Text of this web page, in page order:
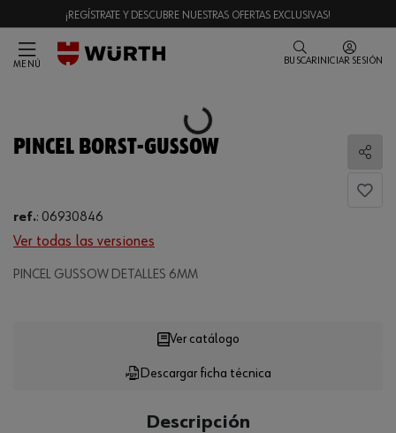
¡REGÍSTRATE Y DESCUBRE NUESTRAS OFERTAS EXCLUSIVAS!
MENÚ BUSCAR INICIAR SESIÓN
Loading...
PINCEL BORST-GUSSOW
ref.: 06930846
Ver todas las versiones
PINCEL GUSSOW DETALLES 6MM
Loading...
Descargar ficha técnica
Ver catálogo
Descripción